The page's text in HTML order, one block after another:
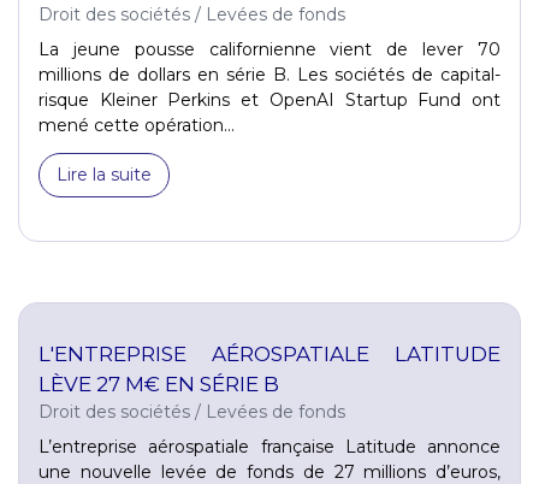
Droit des sociétés / Levées de fonds
La jeune pousse californienne vient de lever 70
millions de dollars en série B. Les sociétés de capital-
risque Kleiner Perkins et OpenAI Startup Fund ont
mené cette opération...
Lire la suite
L'ENTREPRISE AÉROSPATIALE LATITUDE
LÈVE 27 M€ EN SÉRIE B
Droit des sociétés / Levées de fonds
L’entreprise aérospatiale française Latitude annonce
une nouvelle levée de fonds de 27 millions d’euros,